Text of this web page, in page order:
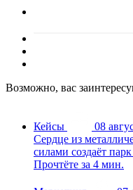
Возможно, вас
Кейсы
08
Сердце из
силами создаёт
Прочтёте за 4 мин.